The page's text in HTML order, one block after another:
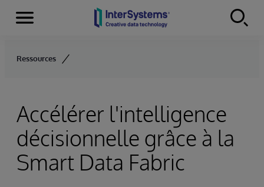
Skip to content
Menu
Ressources
Accélérer l'intelligence
décisionnelle grâce à la
Smart Data Fabric